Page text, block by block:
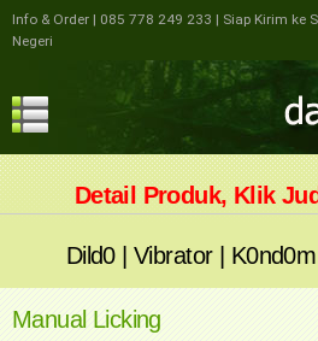
Info & Order | 085 778 249 233 | Siap Kirim ke
Negeri
Detail Produk, Klik
Dild0|Vibrator | K0nd0m
Manual Licking